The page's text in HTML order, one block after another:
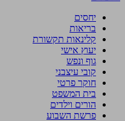
יחסים
בריאות
קלינאות תקשורת
יעוץ אישי
גוף ונפש
קובי עיצבני
חוקר פרטי
בית המשפט
הורים וילדים
פרשת השבוע